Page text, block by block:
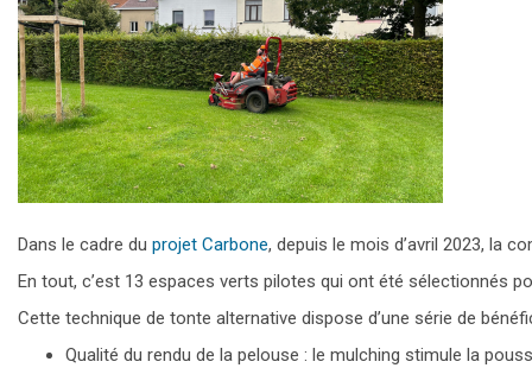
Dans le cadre du projet Carbone, depuis le mois d’avril 2023, la
En tout, c’est 13 espaces verts pilotes qui ont été sélectionnés
Cette technique de tonte alternative dispose d’une série de
Qualité du rendu de la pelouse : le mulching stimule la